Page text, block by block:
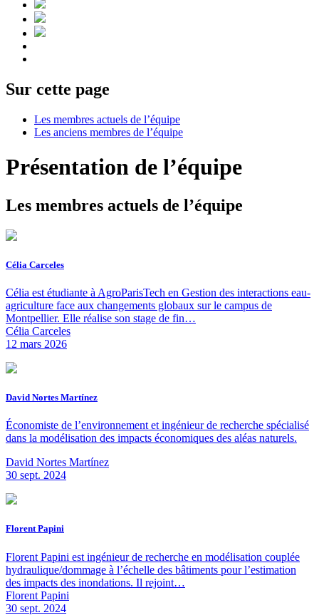
Sur cette page
Les membres actuels de l’équipe
Les anciens membres de l’équipe
Présentation de l’équipe
Les membres actuels de l’équipe
Célia Carceles
Célia est étudiante à AgroParisTech en Gestion des interactions eau-
agriculture face aux changements globaux sur le campus de
Montpellier. Elle réalise son stage de fin…
Célia Carceles
12 mars 2026
David Nortes Martínez
Économiste de l’environnement et ingénieur de recherche spécialisé
dans la modélisation des impacts économiques des aléas naturels.
David Nortes Martínez
30 sept. 2024
Florent Papini
Florent Papini est ingénieur de recherche en modélisation couplée
hydraulique/dommage à l’échelle des bâtiments pour l’estimation
des impacts des inondations. Il rejoint…
Florent Papini
30 sept. 2024